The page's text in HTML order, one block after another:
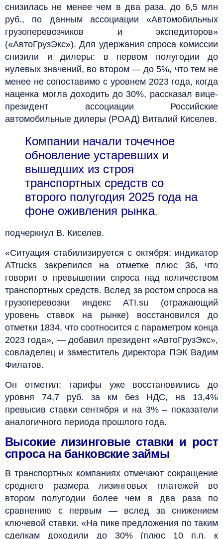
снизилась не менее чем в два раза, до 6,5 млн
руб., по данным ассоциации «Автомобильных
грузоперевозчиков и экспедиторов»
(«АвтоГрузЭкс»). Для удержания спроса комиссии
снизили и дилеры: в первом полугодии до
нулевых значений, во втором — до 5%, что тем не
менее не сопоставимо с уровнем 2023 года, когда
наценка могла доходить до 30%, рассказал вице-
президент ассоциации Российские
автомобильные дилеры (РОАД) Виталий Киселев.
Компании начали точечное
обновление устаревших и
вышедших из строя
транспортных средств со
второго полугодия 2025 года на
фоне оживления рынка,
подчеркнул В. Киселев.
«Ситуация стабилизируется с октября: индикатор
ATrucks закрепился на отметке плюс 36, что
говорит о превышении спроса над количеством
транспортных средств. Вслед за ростом спроса на
грузоперевозки индекс ATI.su (отражающий
уровень ставок на рынке) восстановился до
отметки 1834, что соотносится с параметром конца
2023 года», — добавил президент «АвтоГрузЭкс»,
совладелец и заместитель директора ПЭК Вадим
Филатов.
Он отметил: тарифы уже восстановились до
уровня 74,7 руб. за км без НДС, на 13,4%
превысив ставки сентября и на 3% – показатели
аналогичного периода прошлого года.
Высокие лизинговые ставки и рост
спроса на банковские займы
В транспортных компаниях отмечают сокращение
среднего размера лизинговых платежей во
втором полугодии более чем в два раза по
сравнению с первым — вслед за снижением
ключевой ставки. «На пике предложения по таким
сделкам доходили до 30% (плюс 10 п.п. к